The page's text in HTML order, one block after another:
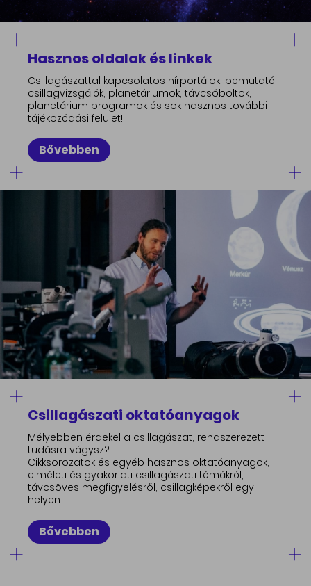
Hasznos oldalak és linkek
Csillagászattal kapcsolatos hírportálok, bemutató
csillagvizsgálók, planetáriumok, távcsőboltok,
planetárium programok és sok hasznos további
tájékozódási felület!
Bővebben
Csillagászati oktatóanyagok
Mélyebben érdekel a csillagászat, rendszerezett
tudásra vágysz?
Cikksorozatok és egyéb hasznos oktatóanyagok,
elméleti és gyakorlati csillagászati témákról,
távcsöves megfigyelésről, csillagképekről egy
helyen.
Bővebben